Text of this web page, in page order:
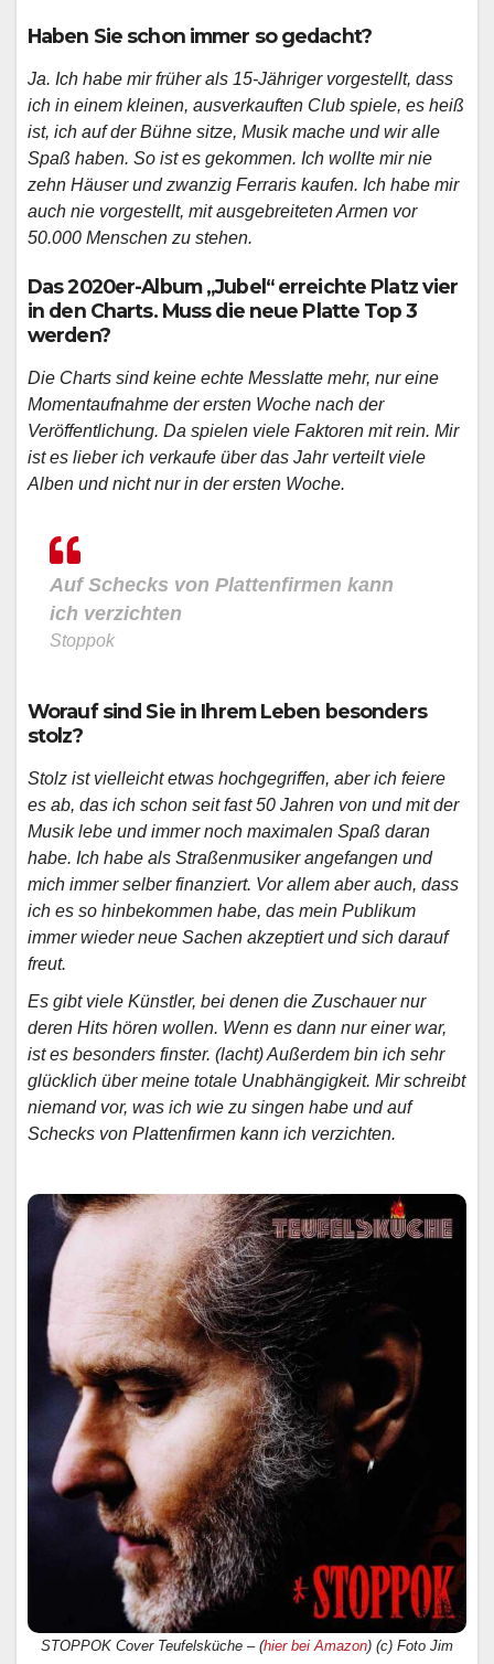
Haben Sie schon immer so gedacht?
Ja. Ich habe mir früher als 15-Jähriger vorgestellt, dass
ich in einem kleinen, ausverkauften Club spiele, es heiß
ist, ich auf der Bühne sitze, Musik mache und wir alle
Spaß haben. So ist es gekommen. Ich wollte mir nie
zehn Häuser und zwanzig Ferraris kaufen. Ich habe mir
auch nie vorgestellt, mit ausgebreiteten Armen vor
50.000 Menschen zu stehen.
Das 2020er-Album „Jubel“ erreichte Platz vier
in den Charts. Muss die neue Platte Top 3
werden?
Die Charts sind keine echte Messlatte mehr, nur eine
Momentaufnahme der ersten Woche nach der
Veröffentlichung. Da spielen viele Faktoren mit rein. Mir
ist es lieber ich verkaufe über das Jahr verteilt viele
Alben und nicht nur in der ersten Woche.
Auf Schecks von Plattenfirmen kann
ich verzichten
Stoppok
Worauf sind Sie in Ihrem Leben besonders
stolz?
Stolz ist vielleicht etwas hochgegriffen, aber ich feiere
es ab, das ich schon seit fast 50 Jahren von und mit der
Musik lebe und immer noch maximalen Spaß daran
habe. Ich habe als Straßenmusiker angefangen und
mich immer selber finanziert. Vor allem aber auch, dass
ich es so hinbekommen habe, das mein Publikum
immer wieder neue Sachen akzeptiert und sich darauf
freut.
Es gibt viele Künstler, bei denen die Zuschauer nur
deren Hits hören wollen. Wenn es dann nur einer war,
ist es besonders finster. (lacht) Außerdem bin ich sehr
glücklich über meine totale Unabhängigkeit. Mir schreibt
niemand vor, was ich wie zu singen habe und auf
Schecks von Plattenfirmen kann ich verzichten.
STOPPOK Cover Teufelsküche – (hier bei Amazon) (c) Foto Jim